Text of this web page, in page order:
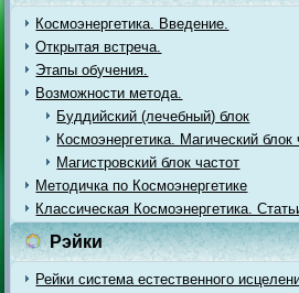
Космоэнергетика. Введение.
Открытая встреча.
Этапы обучения.
Возможности метода.
Буддийский (лечебный) блок
Космоэнергетика. Магический блок
Магистровский блок частот
Методичка по Космоэнергетике
Классическая Космоэнергетика.
Рэйки
Рейки система естественного